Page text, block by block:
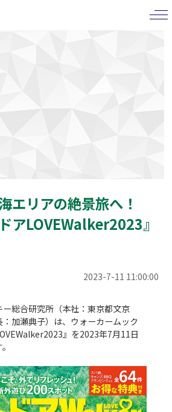
エリアの絶景旅へ！
アLOVEWalker2023』
2023-7-11 11:00:00
総合研究所（本社：東京都文京
加瀬典子）は、ウォーカームック
』を2023年7月11日